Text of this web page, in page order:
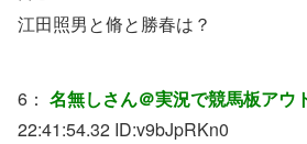
江田照男と脩と勝春は？
6： 名無しさん＠実況で競馬板アウ
22:41:54.32 ID:v9bJpRKn0